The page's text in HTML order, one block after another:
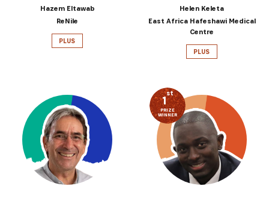
Hazem Eltawab
ReNile
PLUS
Helen Keleta
East Africa Hafeshawi Medical
Centre
PLUS
1st
PRIZE
WINNER